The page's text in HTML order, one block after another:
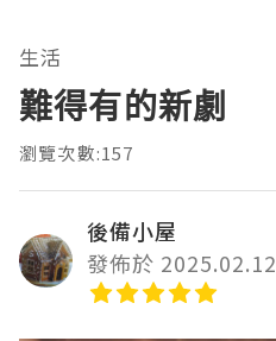
生活
難得有的新劇
瀏覽次數:157
後備小屋
發佈於 2025.02.12